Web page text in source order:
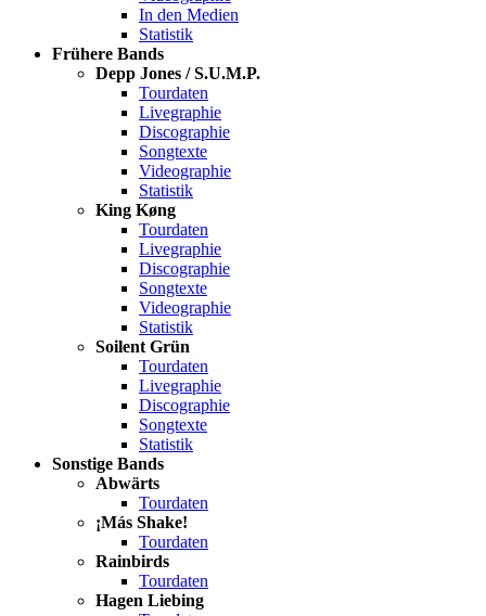
In den Medien
Statistik
Frühere Bands
Depp Jones / S.U.M.P.
Tourdaten
Livegraphie
Discographie
Songtexte
Videographie
Statistik
King Køng
Tourdaten
Livegraphie
Discographie
Songtexte
Videographie
Statistik
Soilent Grün
Tourdaten
Livegraphie
Discographie
Songtexte
Statistik
Sonstige Bands
Abwärts
Tourdaten
¡Más Shake!
Tourdaten
Rainbirds
Tourdaten
Hagen Liebing